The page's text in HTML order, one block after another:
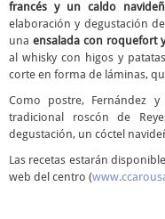
francés y un caldo
elaboración y degustación
unaensalada con roquefort
al whisky con higos y patatas
corte en forma de láminas,
Como postre, Fernández
tradicional roscón de
degustación, un cóctel
Las recetas estarán
web del centro (